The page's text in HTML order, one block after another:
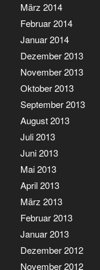
März 2014
Februar 2014
Januar 2014
Dezember 2013
November 2013
Oktober 2013
September 2013
August 2013
Juli 2013
Juni 2013
Mai 2013
April 2013
März 2013
Februar 2013
Januar 2013
Dezember 2012
November 2012